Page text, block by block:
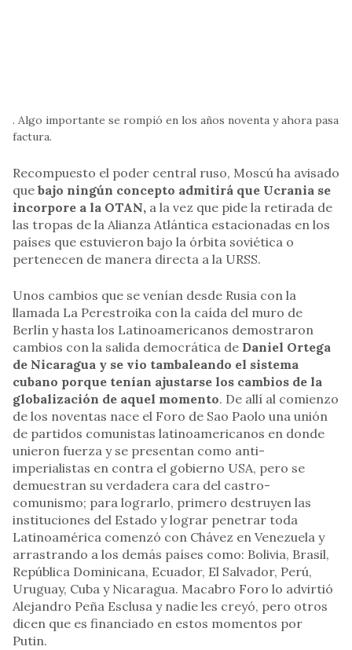
. Algo importante se rompió en los años noventa y ahora pasa
factura.
Recompuesto el poder central ruso, Moscú ha avisado
que bajo ningún concepto admitirá que Ucrania se
incorpore a la OTAN, a la vez que pide la retirada de
las tropas de la Alianza Atlántica estacionadas en los
países que estuvieron bajo la órbita soviética o
pertenecen de manera directa a la URSS.
Unos cambios que se venían desde Rusia con la
llamada La Perestroika con la caída del muro de
Berlín y hasta los Latinoamericanos demostraron
cambios con la salida democrática de Daniel Ortega
de Nicaragua y se vio tambaleando el sistema
cubano porque tenían ajustarse los cambios de la
globalización de aquel momento. De allí al comienzo
de los noventas nace el Foro de Sao Paolo una unión
de partidos comunistas latinoamericanos en donde
unieron fuerza y se presentan como anti-
imperialistas en contra el gobierno USA, pero se
demuestran su verdadera cara del castro-
comunismo; para lograrlo, primero destruyen las
instituciones del Estado y lograr penetrar toda
Latinoamérica comenzó con Chávez en Venezuela y
arrastrando a los demás países como: Bolivia, Brasil,
República Dominicana, Ecuador, El Salvador, Perú,
Uruguay, Cuba y Nicaragua. Macabro Foro lo advirtió
Alejandro Peña Esclusa y nadie les creyó, pero otros
dicen que es financiado en estos momentos por
Putin.